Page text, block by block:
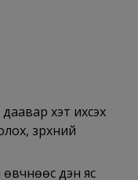
хэт ихсэх
зүрхний
үүдэн яс